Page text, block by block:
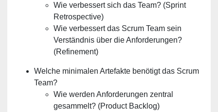
Wie verbessert sich das Team? (Sprint
Retrospective)
Wie verbessert das Scrum Team sein
Verständnis über die Anforderungen?
(Refinement)
Welche minimalen Artefakte benötigt das Scrum
Team?
Wie werden Anforderungen zentral
gesammelt? (Product Backlog)